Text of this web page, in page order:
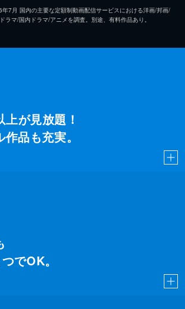
7⽉ 国内の主要な定額制動画配信サービスにおける洋画/邦画/
ラマ/国内ドラマ/アニメを調査。別途、有料作品あり。
上が見放題！
品も充実。
でOK。